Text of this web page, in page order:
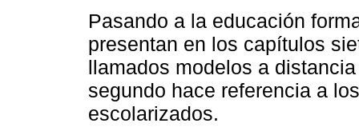
Pasando a la educación
presentan en los capítulos
llamados modelos a
segundo hace referencia a
escolarizados.